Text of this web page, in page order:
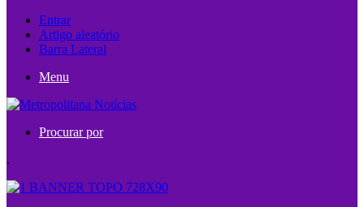
Entrar
Artigo aleatório
Barra Lateral
Menu
Procurar por
.